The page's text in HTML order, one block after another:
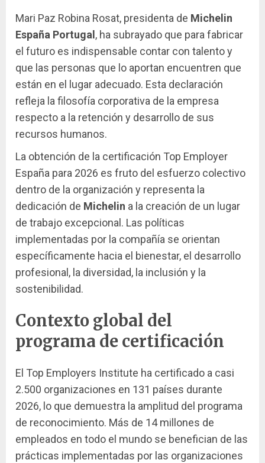
Mari Paz Robina Rosat, presidenta de Michelin
España Portugal, ha subrayado que para fabricar
el futuro es indispensable contar con talento y
que las personas que lo aportan encuentren que
están en el lugar adecuado. Esta declaración
refleja la filosofía corporativa de la empresa
respecto a la retención y desarrollo de sus
recursos humanos.
La obtención de la certificación Top Employer
España para 2026 es fruto del esfuerzo colectivo
dentro de la organización y representa la
dedicación de Michelin a la creación de un lugar
de trabajo excepcional. Las políticas
implementadas por la compañía se orientan
específicamente hacia el bienestar, el desarrollo
profesional, la diversidad, la inclusión y la
sostenibilidad.
Contexto global del
programa de certificación
El Top Employers Institute ha certificado a casi
2.500 organizaciones en 131 países durante
2026, lo que demuestra la amplitud del programa
de reconocimiento. Más de 14 millones de
empleados en todo el mundo se benefician de las
prácticas implementadas por las organizaciones